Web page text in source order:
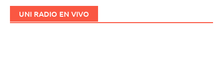
UNI RADIO EN VIVO